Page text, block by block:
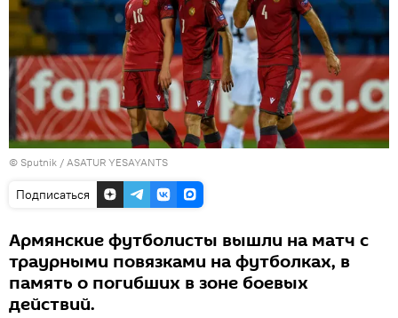
© Sputnik / ASATUR YESAYANTS
Подписаться
Армянские футболисты вышли на матч с
траурными повязками на футболках, в
память о погибших в зоне боевых
действий.